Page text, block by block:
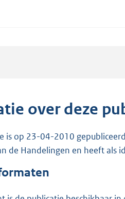
over deze
is op 23-04-2010
de Handelingen en heeft